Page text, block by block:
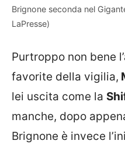
Brignone seconda nel
LaPresse)
Purtroppo non bene
favorite della vigilia,
lei uscita come la
manche, dopo
Brignone è invece